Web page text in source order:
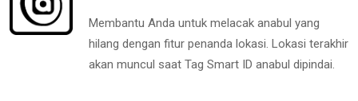
Membantu Anda untuk melacak anabul yang
hilang dengan fitur penanda lokasi. Lokasi terakhir
akan muncul saat Tag Smart ID anabul dipindai.